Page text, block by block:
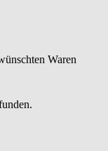
Waren